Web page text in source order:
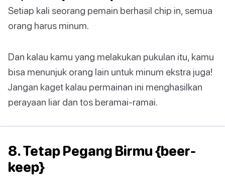
Setiap kali seorang pemain berhasil chip in, semua
orang harus minum.
Dan kalau kamu yang melakukan pukulan itu, kamu
bisa menunjuk orang lain untuk minum ekstra juga!
Jangan kaget kalau permainan ini menghasilkan
perayaan liar dan tos beramai-ramai.
8. Tetap Pegang Birmu {beer-
keep}